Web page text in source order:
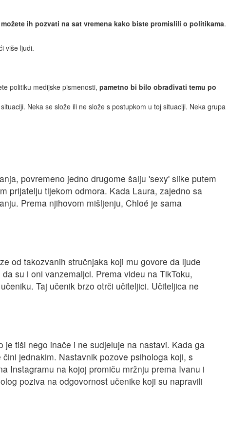
ih pozvati na sat vremena kako biste promislili o politikama.
više ljudi.
politiku medijske pismenosti, pametno bi bilo obrađivati temu po
Neka se slože ili ne slože s postupkom u toj situaciji. Neka grupa
povremeno jedno drugome šalju 'sexy' slike putem
prijatelju tijekom odmora. Kada Laura, zajedno sa
Prema njihovom mišljenju, Chloé je sama
od takozvanih stručnjaka koji mu govore da ljude
su i oni vanzemaljci. Prema videu na TikToku,
Taj učenik brzo otrči učiteljici. Učiteljica ne
tiši nego inače i ne sudjeluje na nastavi. Kada ga
jednakim. Nastavnik pozove psihologa koji, s
Instagramu na kojoj promiču mržnju prema Ivanu i
poziva na odgovornost učenike koji su napravili